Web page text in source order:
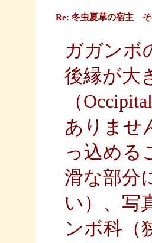
Re: 冬虫夏草の宿主 そ
ガガンボ
後縁が大
（
ありませ
っ込める
滑な部分
い）、写
ンボ科（